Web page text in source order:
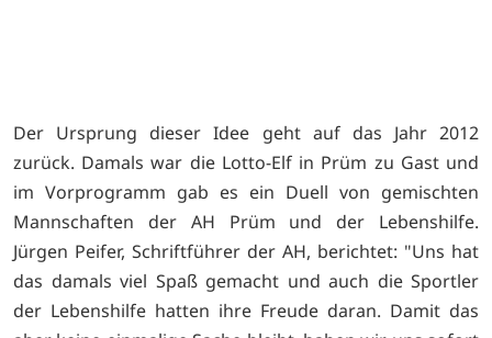
Der Ursprung dieser Idee geht auf das Jahr 2012
zurück. Damals war die Lotto-Elf in Prüm zu Gast und
im Vorprogramm gab es ein Duell von gemischten
Mannschaften der AH Prüm und der Lebenshilfe.
Jürgen Peifer, Schriftführer der AH, berichtet: "Uns hat
das damals viel Spaß gemacht und auch die Sportler
der Lebenshilfe hatten ihre Freude daran. Damit das